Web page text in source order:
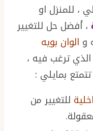
، للمنزل او
، أفضل حل للتغيير
و الوان بويه
ترغب فيه ،
تتمتع بمايلي :
للتغيير من